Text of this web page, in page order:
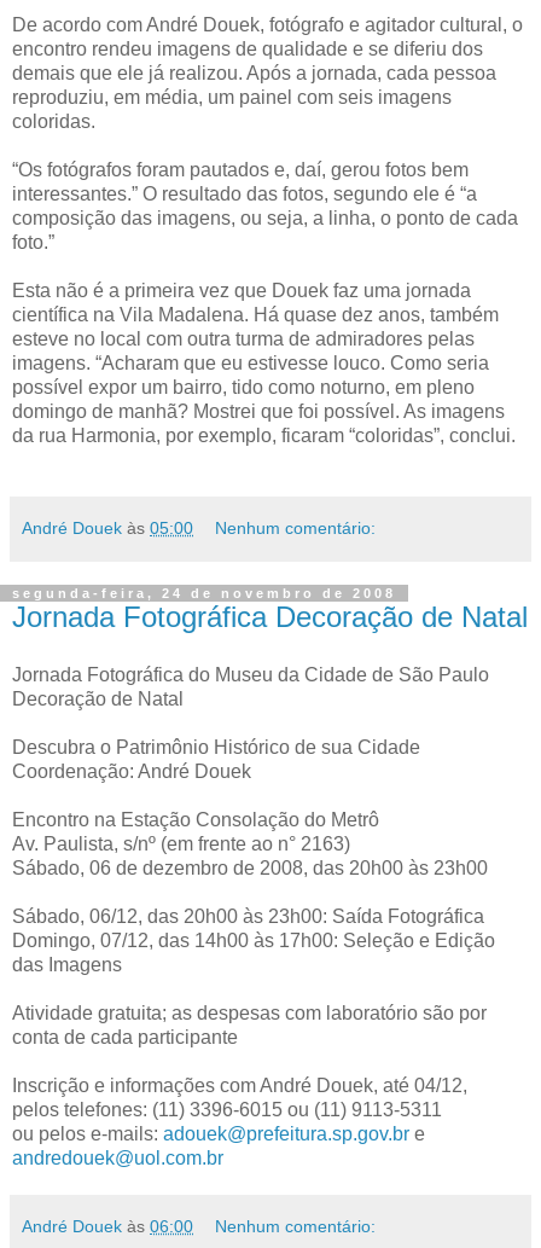
De acordo com André Douek, fotógrafo e agitador cultural, o
encontro rendeu imagens de qualidade e se diferiu dos
demais que ele já realizou. Após a jornada, cada pessoa
reproduziu, em média, um painel com seis imagens
coloridas.
“Os fotógrafos foram pautados e, daí, gerou fotos bem
interessantes.” O resultado das fotos, segundo ele é “a
composição das imagens, ou seja, a linha, o ponto de cada
foto.”
Esta não é a primeira vez que Douek faz uma jornada
científica na Vila Madalena. Há quase dez anos, também
esteve no local com outra turma de admiradores pelas
imagens. “Acharam que eu estivesse louco. Como seria
possível expor um bairro, tido como noturno, em pleno
domingo de manhã? Mostrei que foi possível. As imagens
da rua Harmonia, por exemplo, ficaram “coloridas”, conclui.
André Douek às 05:00 Nenhum comentário:
segunda-feira, 24 de novembro de 2008
Jornada Fotográfica Decoração de Natal
Jornada Fotográfica do Museu da Cidade de São Paulo
Decoração de Natal
Descubra o Patrimônio Histórico de sua Cidade
Coordenação: André Douek
Encontro na Estação Consolação do Metrô
Av. Paulista, s/nº (em frente ao n° 2163)
Sábado, 06 de dezembro de 2008, das 20h00 às 23h00
Sábado, 06/12, das 20h00 às 23h00: Saída Fotográfica
Domingo, 07/12, das 14h00 às 17h00: Seleção e Edição
das Imagens
Atividade gratuita; as despesas com laboratório são por
conta de cada participante
Inscrição e informações com André Douek, até 04/12,
pelos telefones: (11) 3396-6015 ou (11) 9113-5311
ou pelos e-mails: adouek@prefeitura.sp.gov.br e
andredouek@uol.com.br
André Douek às 06:00 Nenhum comentário: